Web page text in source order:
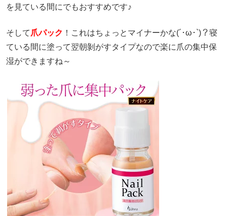
を見ている間にでもおすすめです♪
そして 爪パック ！これはちょっとマイナーかな(´･ω･`)？寝
ている間に塗って翌朝剝がすタイプなので楽に爪の集中保
湿ができますね～